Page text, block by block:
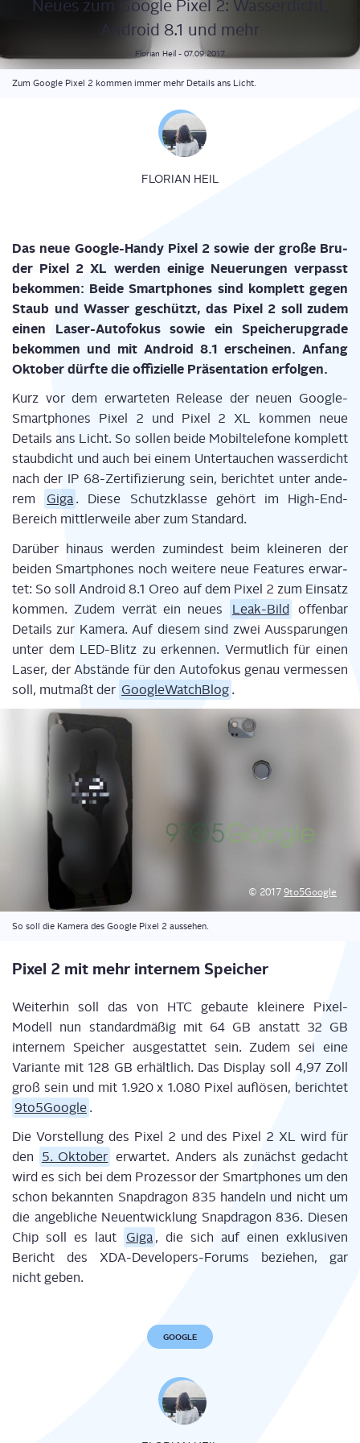
Neu­es zum Goog­le Pixel 2: Was­ser­dicht,
Android 8.1 und mehr
Florian Heil - 07.09.2017
Zum Google Pixel 2 kommen immer mehr Details ans Licht.
FLORIAN HEIL
Das neue Goog­le-Han­dy Pixel 2 sowie der gro­ße Bru­
der Pixel 2 XL wer­den eini­ge Neue­run­gen ver­passt
bekom­men: Bei­de Smart­phones sind kom­plett gegen
Staub und Was­ser geschützt, das Pixel 2 soll zudem
einen Laser-Auto­fo­kus sowie ein Spei­che­rup­grade
bekom­men und mit Android 8.1 erschei­nen. Anfang
Okto­ber dürf­te die offi­zi­el­le Prä­sen­ta­ti­on erfolgen.
Kurz vor dem erwar­te­ten Release der neu­en Goog­le-
Smart­phones Pixel 2 und Pixel 2 XL kom­men neue
Details ans Licht. So sol­len bei­de Mobil­te­le­fo­ne kom­plett
staub­dicht und auch bei einem Unter­tau­chen was­ser­dicht
nach der IP 68-Zer­ti­fi­zie­rung sein, berich­tet unter ande­
rem
Giga . Die­se Schutz­klas­se gehört im High-End-
Bereich mitt­ler­wei­le aber zum Standard.
Dar­über hin­aus wer­den zumin­dest beim klei­ne­ren der
bei­den Smart­phones noch wei­te­re neue Fea­tures erwar­
tet: So soll Android 8.1 Oreo auf dem Pixel 2 zum Ein­satz
kom­men. Zudem ver­rät ein neu­es
Leak-Bild offen­bar
Details zur Kame­ra. Auf die­sem sind zwei Aus­spa­run­gen
unter dem LED-Blitz zu erken­nen. Ver­mut­lich für einen
Laser, der Abstän­de für den Auto­fo­kus genau ver­mes­sen
soll, mut­maßt der Goo­gle­Watch­Blog .
© 2017 9to5Google
So soll die Kame­ra des Goog­le Pixel 2 aussehen.
Pixel 2 mit mehr inter­nem Speicher
Wei­ter­hin soll das von HTC gebau­te klei­ne­re Pixel-
Modell nun stan­dard­mä­ßig mit 64 GB anstatt 32 GB
inter­nem Spei­cher aus­ge­stat­tet sein. Zudem sei eine
Vari­an­te mit 128 GB erhält­lich. Das Dis­play soll 4,97 Zoll
groß sein und mit 1.920 x 1.080 Pixel auf­lö­sen, berich­tet
9to5Google .
Die Vor­stel­lung des Pixel 2 und des Pixel 2 XL wird für
den
5. Okto­ber erwar­tet. Anders als zunächst gedacht
wird es sich bei dem Pro­zes­sor der Smart­phones um den
schon bekann­ten Snapd­ra­gon 835 han­deln und nicht um
die angeb­li­che Neu­ent­wick­lung Snapd­ra­gon 836. Die­sen
Chip soll es laut
Giga , die sich auf einen exklu­si­ven
Bericht des XDA-Deve­lo­pers-Forums bezie­hen, gar
nicht geben.
GOOGLE